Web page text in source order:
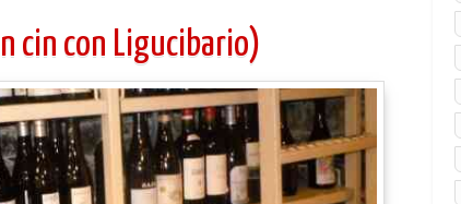
cin con Ligucibario)